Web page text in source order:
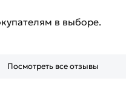
в выборе.
Посмотреть все отзывы